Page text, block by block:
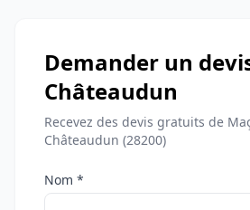
Demander un
Châteaudun
Recevez des devis gratuits de
Châteaudun (28200)
Nom *